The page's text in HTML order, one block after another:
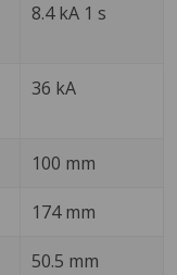
8.4 kA 1 s
36 kA
100 mm
174 mm
50.5 mm